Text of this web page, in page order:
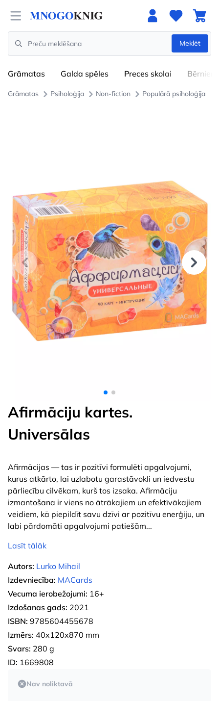
Open menu
Search
Meklēt
Grāmatas Galda spēles Preces skolai Bērniem
Grāmatas Psiholoģija Non-fiction Populārā psiholoģija
Afirmāciju kartes.
Universālas
Afirmācijas — tas ir pozitīvi formulēti apgalvojumi,
kurus atkārto, lai uzlabotu garastāvokli un iedvestu
pārliecību cilvēkam, kurš tos izsaka. Afirmāciju
izmantošana ir viens no ātrākajiem un efektīvākajiem
veidiem, kā piepildīt savu dzīvi ar pozitīvu enerģiju, un
labi pārdomāti apgalvojumi patiešām...
Lasīt tālāk
Autors: Lurko Mihail
Izdevniecība: MACards
Vecuma ierobežojumi: 16+
Izdošanas gads: 2021
ISBN: 9785604455678
Izmērs: 40x120x870 mm
Svars: 280 g
ID: 1669808
Nav noliktavā